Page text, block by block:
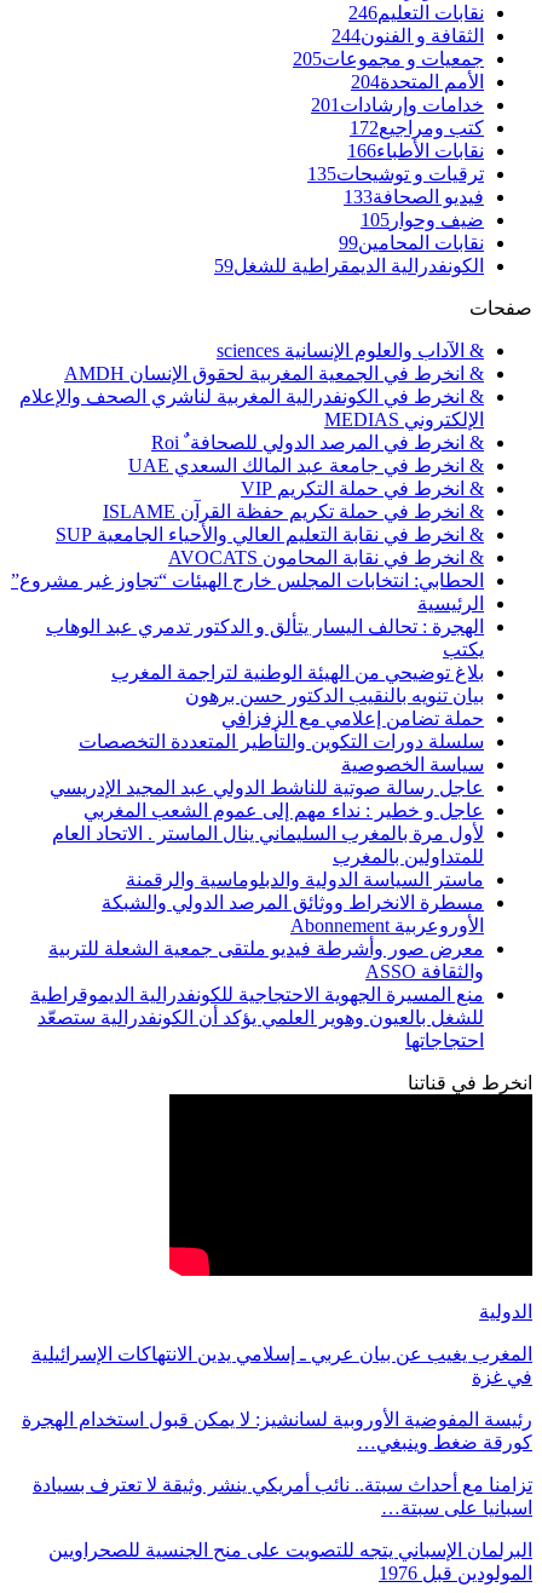
نقابات التعليم246
الثقافة و الفنون244
جمعيات و مجموعات205
الأمم المتحدة204
خدامات وإرشادات 201
كتب ومراجيع172
نقابات الأطباء166
ترقيات و توشيحات135
فيديو الصحافة133
ضيف وحوار 105
نقابات المحامين99
الكونفدرالية الديمقراطية للشغل59
صفحات
& الآداب والعلوم الإنسانية sciences
& انخرط في الجمعية المغربية لحقوق الإنسان AMDH
& انخرط في الكونفدرالية المغربية لناشري الصحف والإعلام
الإلكتروني MEDIAS
& انخرط في المرصد الدولي للصحافة ٌ Roi
& انخرط في جامعة عبد المالك السعدي UAE
& انخرط في حملة التكريم VIP
& انخرط في حملة تكريم حفظة القرآن ISLAME
& انخرط في نقابة التعليم العالي والأحياء الجامعية SUP
& انخرط في نقابة المحامون AVOCATS
الحطابي: انتخابات المجلس خارج الهيئات “تجاوز غير مشروع”
الرئيسية
الهجرة : تحالف اليسار يتألق و الدكتور تدمري عبد الوهاب
يكتب
بلاغ توضيحي من الهيئة الوطنية لتراجمة المغرب
بيان تنويه بالنقيب الدكتور حسن برهون
حملة تضامن إعلامي مع الزفزافي
سلسلة دورات التكوين والتأطير المتعددة التخصصات
سياسة الخصوصية
عاجل رسالة صوتية للناشط الدولي عبد المجيد الإدريسي
عاجل و خطير : نداء مهم إلى عموم الشعب المغربي
لأول مرة بالمغرب السليماني ينال الماستر . الاتحاد العام
للمتداولين بالمغرب
ماستر السياسة الدولية والدبلوماسية والرقمنة
مسطرة الانخراط ووثائق المرصد الدولي والشبكة
الأوروعربية Abonnement
معرض صور وأشرطة فيديو ملتقى جمعية الشعلة للتربية
والثقافة ASSO
منع المسيرة الجهوية الاحتجاجية للكونفدرالية الديموقراطية
للشغل بالعيون وهوير العلمي يؤكد أن الكونفدرالية ستصعّد
احتجاجاتها
انخرط في قناتنا
الدولية
المغرب يغيب عن بيان عربي ـ إسلامي يدين الانتهاكات الإسرائيلية
في غزة
رئيسة المفوضية الأوروبية لسانشيز: لا يمكن قبول استخدام الهجرة
كورقة ضغط وينبغي…
تزامنا مع أحداث سبتة.. نائب أمريكي ينشر وثيقة لا تعترف بسيادة
اسبانيا على سبتة…
البرلمان الإسباني يتجه للتصويت على منح الجنسية للصحراويين
المولودين قبل 1976